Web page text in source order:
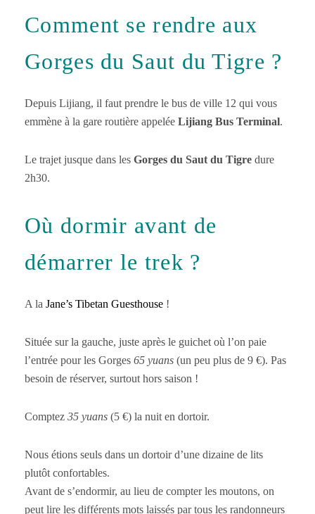
Comment se rendre aux
Gorges du Saut du Tigre ?
Depuis Lijiang, il faut prendre le bus de ville 12 qui vous
emmène à la gare routière appelée Lijiang Bus Terminal.
Le trajet jusque dans les Gorges du Saut du Tigre dure
2h30.
Où dormir avant de
démarrer le trek ?
A la Jane’s Tibetan Guesthouse !
Située sur la gauche, juste après le guichet où l’on paie
l’entrée pour les Gorges 65 yuans (un peu plus de 9 €). Pas
besoin de réserver, surtout hors saison !
Comptez 35 yuans (5 €) la nuit en dortoir.
Nous étions seuls dans un dortoir d’une dizaine de lits
plutôt confortables.
Avant de s’endormir, au lieu de compter les moutons, on
peut lire les différents mots laissés par tous les randonneurs